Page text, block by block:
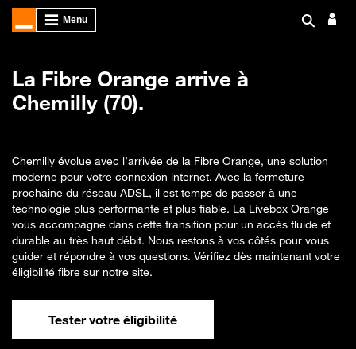
La Fibre Orange arrive à
Chemilly (70).
Chemilly évolue avec l’arrivée de la Fibre Orange, une solution
moderne pour votre connexion internet. Avec la fermeture
prochaine du réseau ADSL, il est temps de passer à une
technologie plus performante et plus fiable. La Livebox Orange
vous accompagne dans cette transition pour un accès fluide et
durable au très haut débit. Nous restons à vos côtés pour vous
guider et répondre à vos questions. Vérifiez dès maintenant votre
éligibilité fibre sur notre site.
Tester votre éligibilité